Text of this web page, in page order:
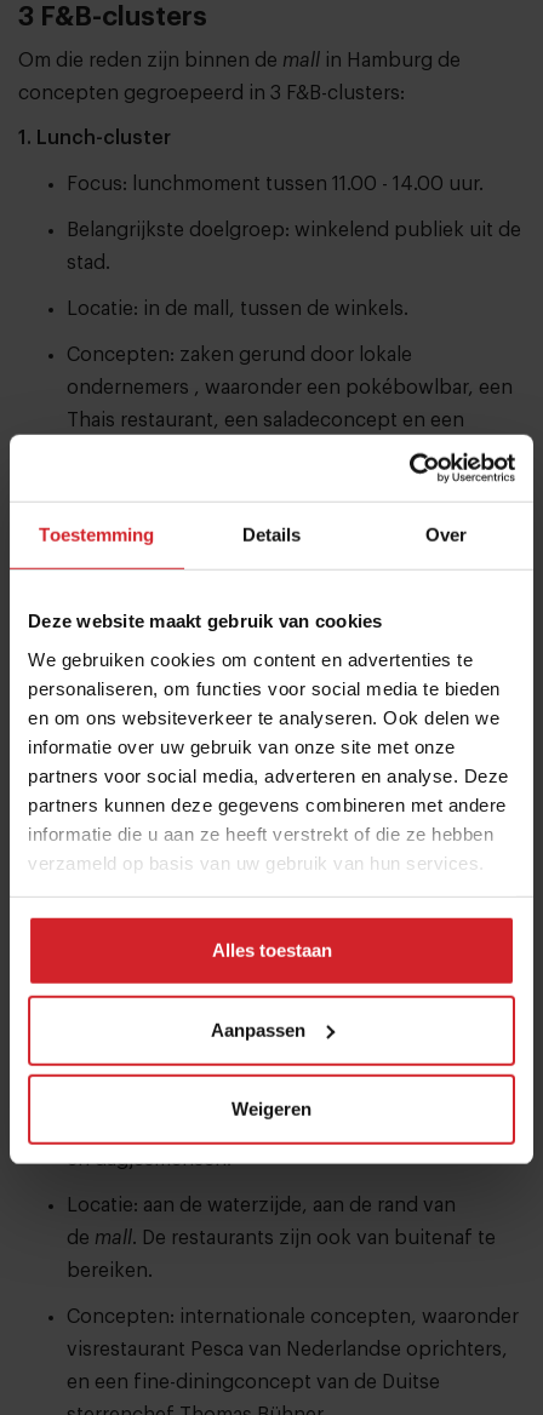
Toestemming Details Over
Deze website maakt gebruik van cookies
We gebruiken cookies om content en advertenties te
personaliseren, om functies voor social media te bieden
en om ons websiteverkeer te analyseren. Ook delen we
informatie over uw gebruik van onze site met onze
partners voor social media, adverteren en analyse. Deze
partners kunnen deze gegevens combineren met andere
informatie die u aan ze heeft verstrekt of die ze hebben
verzameld op basis van uw gebruik van hun services.
Alles toestaan
Aanpassen
Weigeren
3 F&B-clusters
Om die reden zijn binnen de mall in Hamburg de
concepten gegroepeerd in 3 F&B-clusters:
1. Lunch-cluster
Focus: lunchmoment tussen 11.00 - 14.00 uur.
Belangrijkste doelgroep: winkelend publiek uit de
stad.
Locatie: in de mall, tussen de winkels.
Concepten: zaken gerund door lokale
ondernemers , waaronder een pokébowlbar, een
Thais restaurant, een saladeconcept en een
2. Food court 'The Kitchen'
Focus: snack- en streetfoodmoment, van 15.00 -
20.00 uur.
Belangrijkste doelgroep: leisure.
Locatie: midden in de mall, bij de ingang van de
bioscoop.
Concepten: de 9 concepten in dit cluster zijn
gegroepeerd in een.
food court
waarbij ieder restaurant een eigen
zitgedeelde heeft. In het midden bevindt zich een
andere gerechten uit de Duitse, Italiaanse,
Indiaase, Japanse, Koreaanse en Amerikaanse
keuken.
Focus: dinermoment, tussen 18.00 - 23.00 uur.
en dagjesmensen.
Locatie: aan de waterzijde, aan de rand van
de mall. De restaurants zijn ook van buitenaf te
bereiken.
Concepten: internationale concepten, waaronder
visrestaurant Pesca van Nederlandse oprichters,
en een fine-diningconcept van de Duitse